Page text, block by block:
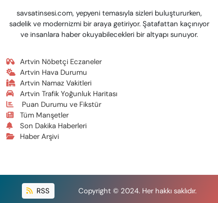
savsatinsesi.com, yepyeni temasıyla sizleri buluştururken,
sadelik ve modernizmi bir araya getiriyor. Şatafattan kaçınıyor
ve insanlara haber okuyabilecekleri bir altyapı sunuyor.
Artvin Nöbetçi Eczaneler
Artvin Hava Durumu
Artvin Namaz Vakitleri
Artvin Trafik Yoğunluk Haritası
Puan Durumu ve Fikstür
Tüm Manşetler
Son Dakika Haberleri
Haber Arşivi
RSS Copyright © 2024. Her hakkı saklıdır.